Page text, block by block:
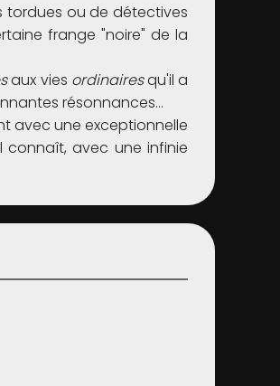
tordues ou de détectives
frange "noire" de la
aux vies ordinairesqu'il a
résonnances...
avec une exceptionnelle
avec une infinie